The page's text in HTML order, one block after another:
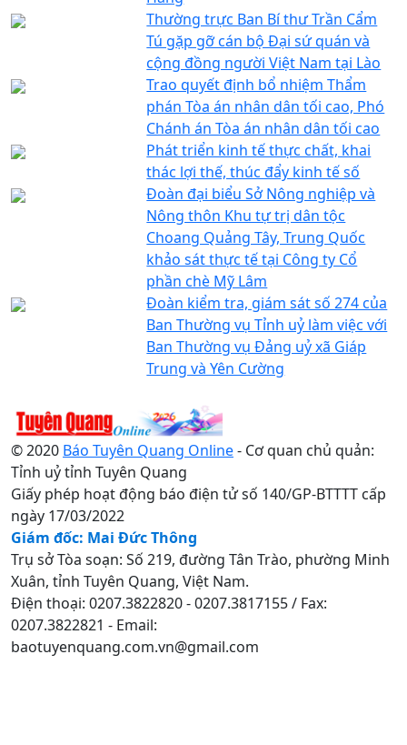
Thường trực Ban Bí thư Trần Cẩm
Tú gặp gỡ cán bộ Đại sứ quán và
cộng đồng người Việt Nam tại Lào
Trao quyết định bổ nhiệm Thẩm
phán Tòa án nhân dân tối cao, Phó
Chánh án Tòa án nhân dân tối cao
Phát triển kinh tế thực chất, khai
thác lợi thế, thúc đẩy kinh tế số
Đoàn đại biểu Sở Nông nghiệp và
Nông thôn Khu tự trị dân tộc
Choang Quảng Tây, Trung Quốc
khảo sát thực tế tại Công ty Cổ
phần chè Mỹ Lâm
Đoàn kiểm tra, giám sát số 274 của
Ban Thường vụ Tỉnh uỷ làm việc với
Ban Thường vụ Đảng uỷ xã Giáp
Trung và Yên Cường
© 2020 Báo Tuyên Quang Online- Cơ quan chủ quản:
Tỉnh uỷ tỉnh Tuyên Quang
Giấy phép hoạt động báo điện tử số 140/GP-BTTTT cấp
ngày 17/03/2022
Giám đốc: Mai Đức Thông
Trụ sở Tòa soạn: Số 219, đường Tân Trào, phường Minh
Xuân, tỉnh Tuyên Quang, Việt Nam.
Điện thoại: 0207.3822820 - 0207.3817155 / Fax:
0207.3822821 - Email:
baotuyenquang.com.vn@gmail.com